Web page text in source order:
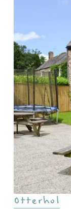
Otterhol